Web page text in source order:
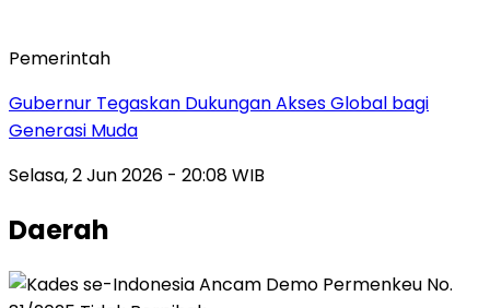
Pemerintah
Gubernur Tegaskan Dukungan Akses Global bagi
Generasi Muda
Selasa, 2 Jun 2026 - 20:08 WIB
Daerah